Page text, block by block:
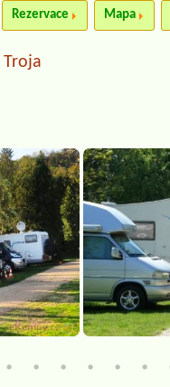
Rezervace Mapa